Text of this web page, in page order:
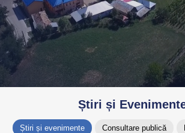
Știri și
Știri și evenimente Consultare publică